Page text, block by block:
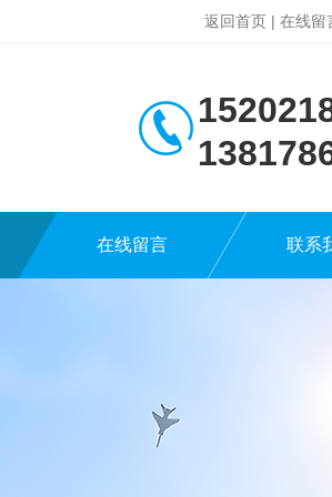
返回首页 | 在线留
在线留言 联系